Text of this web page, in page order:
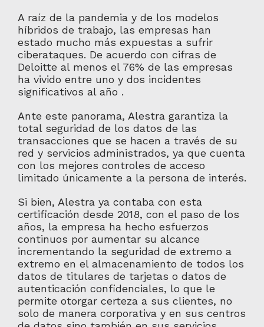
A raíz de la pandemia y de los modelos
híbridos de trabajo, las empresas han
estado mucho más expuestas a sufrir
ciberataques. De acuerdo con cifras de
Deloitte al menos el 76% de las empresas
ha vivido entre uno y dos incidentes
significativos al año .
Ante este panorama, Alestra garantiza la
total seguridad de los datos de las
transacciones que se hacen a través de su
red y servicios administrados, ya que cuenta
con los mejores controles de acceso
limitado únicamente a la persona de interés.
Si bien, Alestra ya contaba con esta
certificación desde 2018, con el paso de los
años, la empresa ha hecho esfuerzos
continuos por aumentar su alcance
incrementando la seguridad de extremo a
extremo en el almacenamiento de todos los
datos de titulares de tarjetas o datos de
autenticación confidenciales, lo que le
permite otorgar certeza a sus clientes, no
solo de manera corporativa y en sus centros